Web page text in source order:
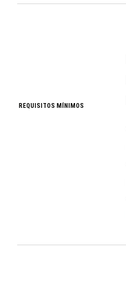
REQUISITOS MÍNIMOS